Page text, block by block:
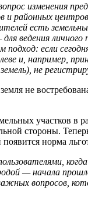
изменения
и районных
есть
ведения
если
и, например,
не
не
участков в
стороны.
норма
— начала
вопросов,